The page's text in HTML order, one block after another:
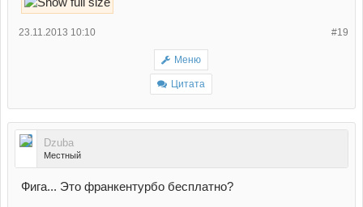
#19
23.11.2013 10:10
Меню
Цитата
Dzuba
Местный
Фига... Это франкентурбо бесплатно?